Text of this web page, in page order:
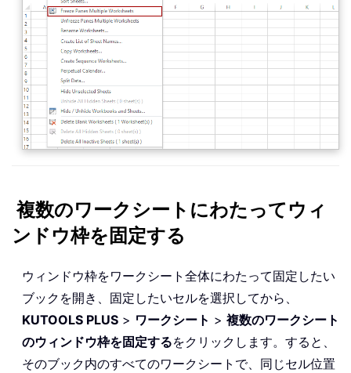
複数のワークシートにわたってウィ
ンドウ枠を固定する
ウィンドウ枠をワークシート全体にわたって固定したい
ブックを開き、固定したいセルを選択してから、
KUTOOLS PLUS > ワークシート > 複数のワークシート
のウィンドウ枠を固定するをクリックします。すると、
そのブック内のすべてのワークシートで、同じセル位置